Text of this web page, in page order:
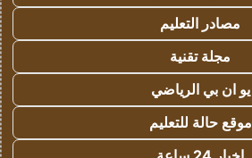
مصادر التعليم
مجلة تقنية
يو ان بي الرياضي
موقع حالة للتعليم